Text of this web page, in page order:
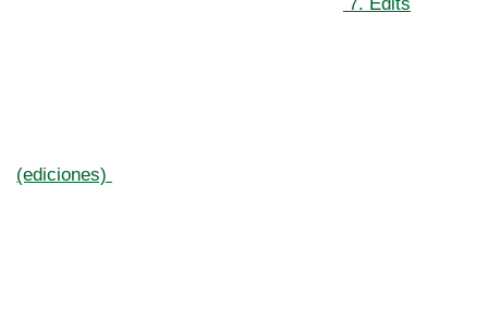
(ediciones)